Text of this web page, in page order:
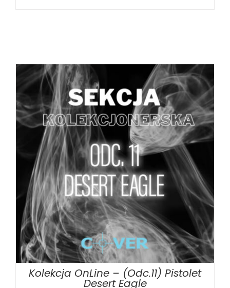
DODAJ DO KOSZYKA SZCZEGÓŁY
Kolekcja OnLine – (Odc.11) Pistolet
Desert Eagle